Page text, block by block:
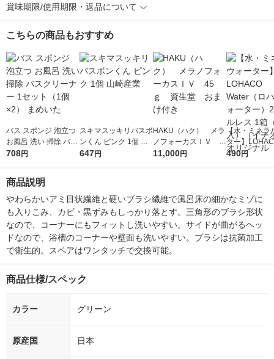
賞味期限/使用期限・返品について
こちらの商品もおすすめ
バス スポンジ 泡立つ
お風呂 洗い 掃除 バス
クリーナー 1セット
708円
スキマスッキリバスボ
ンくん ピンク 1個 山
崎産業
647円
HAKU（ハク） メラ
ノフォーカスＩＶ 4
5ｇ 資生堂 おまけ
11,000円
【水・ミネラ
ター】
r（ロハコウ
490円
商品説明
やわらかいアミ目状繊維と硬いブラシ繊維で風呂床の細かなミゾに
も入りこみ、カビ・黒ずみもしっかり落とす。三角形のブラシ形状
なので、コーナーにもフィットし洗いやすい。サイドが曲がるヘッ
ドなので、浴槽のコーナーや壁面も洗いやすい。ブラシは抗菌加工
で衛生的。スペアはワンタッチで交換可能。
商品仕様/スペック
カラー グリーン
原産国 日本